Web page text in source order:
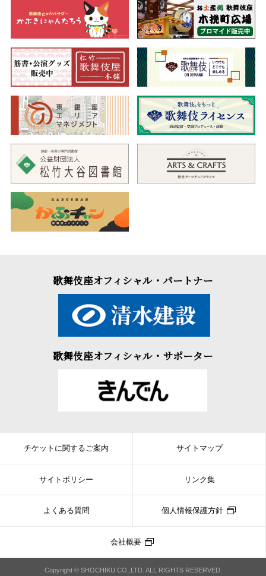
歌舞伎座オフィシャル・パートナー
歌舞伎座オフィシャル・サポーター
チケットに関するご案内 サイトマップ
サイトポリシー リンク集
よくある質問 個人情報保護方針
会社概要
Copyright © SHOCHIKU CO.,LTD. ALL RIGHTS RESERVED.